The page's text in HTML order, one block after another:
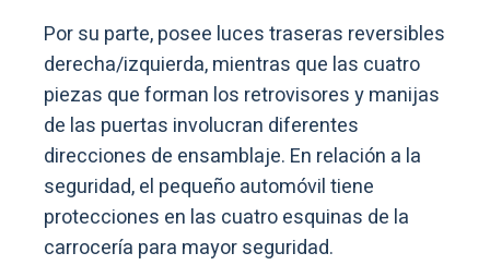
Por su parte, posee luces traseras reversibles
derecha/izquierda, mientras que las cuatro
piezas que forman los retrovisores y manijas
de las puertas involucran diferentes
direcciones de ensamblaje. En relación a la
seguridad, el pequeño automóvil tiene
protecciones en las cuatro esquinas de la
carrocería para mayor seguridad.